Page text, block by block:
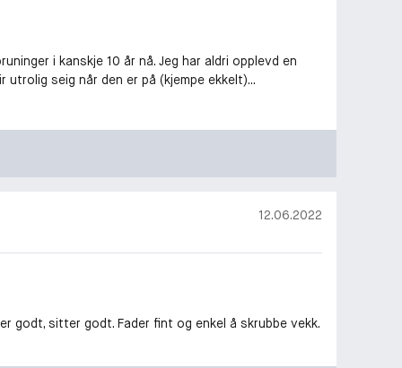
i kanskje 10 år nå. Jeg har aldri opplevd en
utrolig seig når den er på (kjempe ekkelt)...
12.06.2022
godt, sitter godt. Fader fint og enkel å skrubbe vekk.